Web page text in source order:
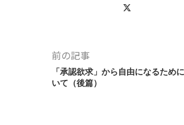
前の記事
「承認欲求」から自由になるため
いて（後篇）